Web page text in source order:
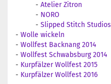
- Atelier Zitron
- NORO
- Slipped Stitch Studios
- Wolle wickeln
- Wollfest Backnang 2014
- Wollfest Schwabsburg 2014
- Kurpfälzer Wollfest 2015
- Kurpfälzer Wollfest 2016